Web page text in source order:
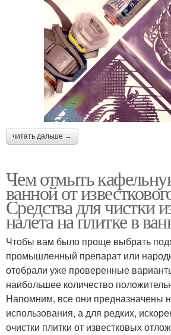
читать дальше →
Чем отмыть
ванной от
Средства для чистки
налета на плитке в
Чтобы вам было проще выбрать
промышленный препарат или
отобрали уже проверенные
наибольшее количество
Напомним, все они предназначены
использования, а для редких,
очистки плитки от известковых